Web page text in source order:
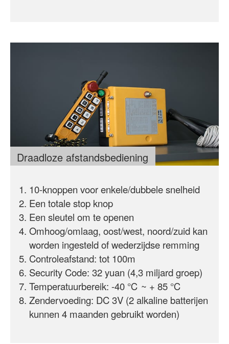
Draadloze afstandsbediening
10-knoppen voor enkele/dubbele snelheid
Een totale stop knop
Een sleutel om te openen
Omhoog/omlaag, oost/west, noord/zuid kan
worden ingesteld of wederzijdse remming
Controleafstand: tot 100m
Security Code: 32 yuan (4,3 miljard groep)
Temperatuurbereik: -40 ℃ ~ + 85 ℃
Zendervoeding: DC 3V (2 alkaline batterijen
kunnen 4 maanden gebruikt worden)